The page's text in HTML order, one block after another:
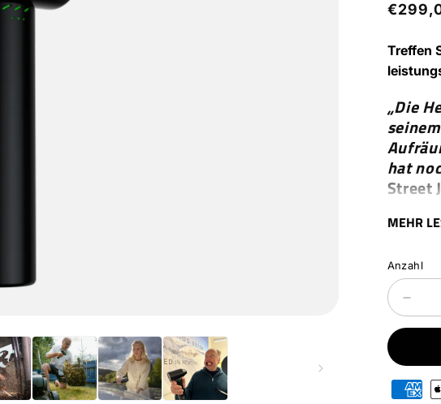
Treffen
„Die
hat
Street
Die
km/h)
dieser
und
MEHR
Anzahl
die
JET